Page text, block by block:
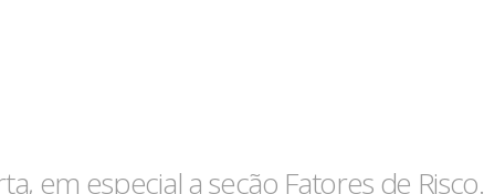
em especial a seção Fatores de Risco.